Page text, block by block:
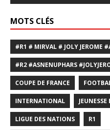
MOTS CLÉS
#R1 # MIRVAL # JOLY JEROME
#R2 #ASNENUPHARS
COUPE DE FRANCE
INTERNATIONAL
LIGUE DES NATIONS R1